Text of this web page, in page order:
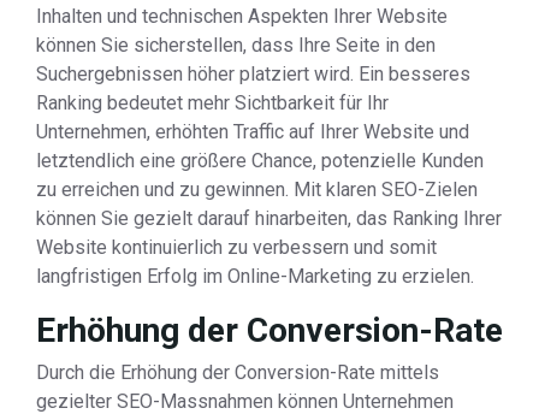
Inhalten und technischen Aspekten Ihrer Website
können Sie sicherstellen, dass Ihre Seite in den
Suchergebnissen höher platziert wird. Ein besseres
Ranking bedeutet mehr Sichtbarkeit für Ihr
Unternehmen, erhöhten Traffic auf Ihrer Website und
letztendlich eine größere Chance, potenzielle Kunden
zu erreichen und zu gewinnen. Mit klaren SEO-Zielen
können Sie gezielt darauf hinarbeiten, das Ranking Ihrer
Website kontinuierlich zu verbessern und somit
langfristigen Erfolg im Online-Marketing zu erzielen.
Erhöhung der Conversion-Rate
Durch die Erhöhung der Conversion-Rate mittels
gezielter SEO-Massnahmen können Unternehmen